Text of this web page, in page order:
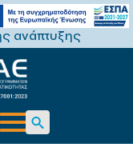
ανάπτυξης
Search